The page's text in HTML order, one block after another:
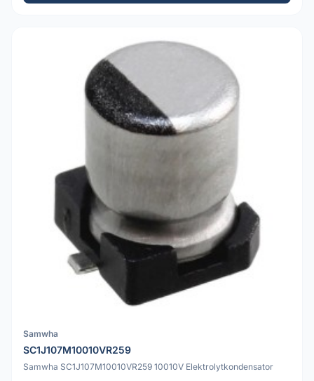
Samwha
SC1J107M10010VR259
Samwha SC1J107M10010VR259 10010V Elektrolytkondensator